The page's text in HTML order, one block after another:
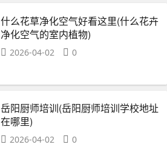
什么花草净化空气好看这里(什么花卉
净化空气的室内植物)
2026-04-02 0
岳阳厨师培训(岳阳厨师培训学校地址
在哪里)
2026-04-02 0